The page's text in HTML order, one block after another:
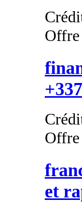
Offre
Offre
et